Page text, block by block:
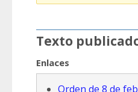
Texto
Enlaces
Orden de 8 de